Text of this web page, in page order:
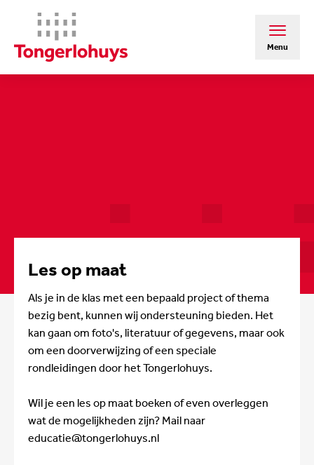
Menu
Les op maat
Als je in de klas met een bepaald project of thema
bezig bent, kunnen wij ondersteuning bieden. Het
kan gaan om foto's, literatuur of gegevens, maar ook
om een doorverwijzing of een speciale
rondleidingen door het Tongerlohuys.
Wil je een les op maat boeken of even overleggen
wat de mogelijkheden zijn? Mail naar
educatie@tongerlohuys.nl